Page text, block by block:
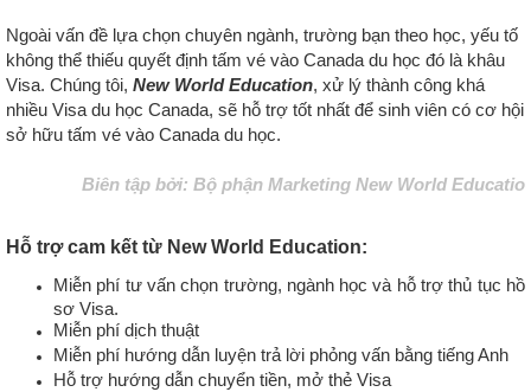
Ngoài vấn đề lựa chọn chuyên ngành, trường bạn theo học, yếu tố
không thể thiếu quyết định tấm vé vào Canada du học đó là khâu
Visa. Chúng tôi, New World Education, xử lý thành công khá
nhiều Visa du học Canada, sẽ hỗ trợ tốt nhất để sinh viên có cơ hội
sở hữu tấm vé vào Canada du học.
Biên tập bởi: Bộ phận Marketing New World Educatio
Hỗ trợ cam kết từ New World Education:
Miễn phí tư vấn chọn trường, ngành học và hỗ trợ thủ tục hồ
sơ Visa.
Miễn phí dịch thuật
Miễn phí hướng dẫn luyện trả lời phỏng vấn bằng tiếng Anh
Hỗ trợ hướng dẫn chuyển tiền, mở thẻ Visa